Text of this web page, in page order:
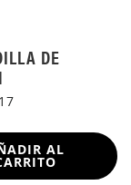
DE
AL